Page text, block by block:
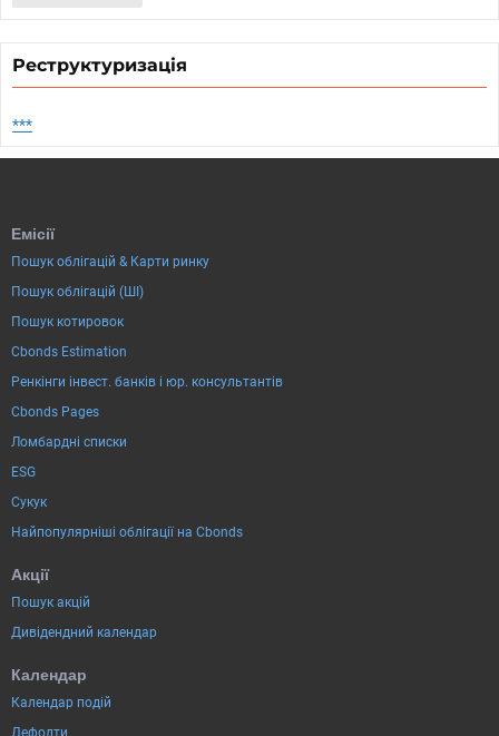
Реструктуризація
***
Емісії
Пошук облігацій & Карти ринку
Пошук облігацій (ШІ)
Пошук котировок
Cbonds Estimation
Ренкінги інвест. банків і юр. консультантів
Cbonds Pages
Ломбардні списки
ESG
Сукук
Найпопулярніші облігації на Cbonds
Акції
Пошук акцій
Дивідендний календар
Календар
Календар подій
Дефолти